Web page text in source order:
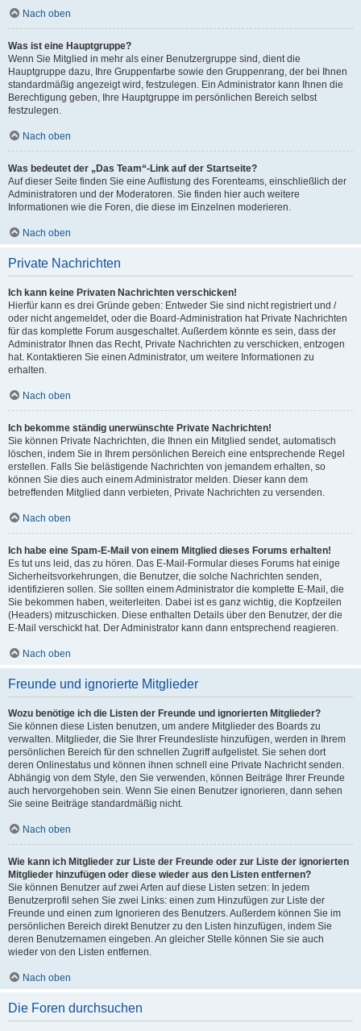
Nach oben
Was ist eine Hauptgruppe?
Wenn Sie Mitglied in mehr als einer Benutzergruppe sind, dient die
Hauptgruppe dazu, Ihre Gruppenfarbe sowie den Gruppenrang, der bei Ihnen
standardmäßig angezeigt wird, festzulegen. Ein Administrator kann Ihnen die
Berechtigung geben, Ihre Hauptgruppe im persönlichen Bereich selbst
festzulegen.
Nach oben
Was bedeutet der „Das Team“-Link auf der Startseite?
Auf dieser Seite finden Sie eine Auflistung des Forenteams, einschließlich der
Administratoren und der Moderatoren. Sie finden hier auch weitere
Informationen wie die Foren, die diese im Einzelnen moderieren.
Nach oben
Private Nachrichten
Ich kann keine Privaten Nachrichten verschicken!
Hierfür kann es drei Gründe geben: Entweder Sie sind nicht registriert und /
oder nicht angemeldet, oder die Board-Administration hat Private Nachrichten
für das komplette Forum ausgeschaltet. Außerdem könnte es sein, dass der
Administrator Ihnen das Recht, Private Nachrichten zu verschicken, entzogen
hat. Kontaktieren Sie einen Administrator, um weitere Informationen zu
erhalten.
Nach oben
Ich bekomme ständig unerwünschte Private Nachrichten!
Sie können Private Nachrichten, die Ihnen ein Mitglied sendet, automatisch
löschen, indem Sie in Ihrem persönlichen Bereich eine entsprechende Regel
erstellen. Falls Sie belästigende Nachrichten von jemandem erhalten, so
können Sie dies auch einem Administrator melden. Dieser kann dem
betreffenden Mitglied dann verbieten, Private Nachrichten zu versenden.
Nach oben
Ich habe eine Spam-E-Mail von einem Mitglied dieses Forums erhalten!
Es tut uns leid, das zu hören. Das E-Mail-Formular dieses Forums hat einige
Sicherheitsvorkehrungen, die Benutzer, die solche Nachrichten senden,
identifizieren sollen. Sie sollten einem Administrator die komplette E-Mail, die
Sie bekommen haben, weiterleiten. Dabei ist es ganz wichtig, die Kopfzeilen
(Headers) mitzuschicken. Diese enthalten Details über den Benutzer, der die
E-Mail verschickt hat. Der Administrator kann dann entsprechend reagieren.
Nach oben
Freunde und ignorierte Mitglieder
Wozu benötige ich die Listen der Freunde und ignorierten Mitglieder?
Sie können diese Listen benutzen, um andere Mitglieder des Boards zu
verwalten. Mitglieder, die Sie Ihrer Freundesliste hinzufügen, werden in Ihrem
persönlichen Bereich für den schnellen Zugriff aufgelistet. Sie sehen dort
deren Onlinestatus und können ihnen schnell eine Private Nachricht senden.
Abhängig von dem Style, den Sie verwenden, können Beiträge Ihrer Freunde
auch hervorgehoben sein. Wenn Sie einen Benutzer ignorieren, dann sehen
Sie seine Beiträge standardmäßig nicht.
Nach oben
Wie kann ich Mitglieder zur Liste der Freunde oder zur Liste der ignorierten
Mitglieder hinzufügen oder diese wieder aus den Listen entfernen?
Sie können Benutzer auf zwei Arten auf diese Listen setzen: In jedem
Benutzerprofil sehen Sie zwei Links: einen zum Hinzufügen zur Liste der
Freunde und einen zum Ignorieren des Benutzers. Außerdem können Sie im
persönlichen Bereich direkt Benutzer zu den Listen hinzufügen, indem Sie
deren Benutzernamen eingeben. An gleicher Stelle können Sie sie auch
wieder von den Listen entfernen.
Nach oben
Die Foren durchsuchen